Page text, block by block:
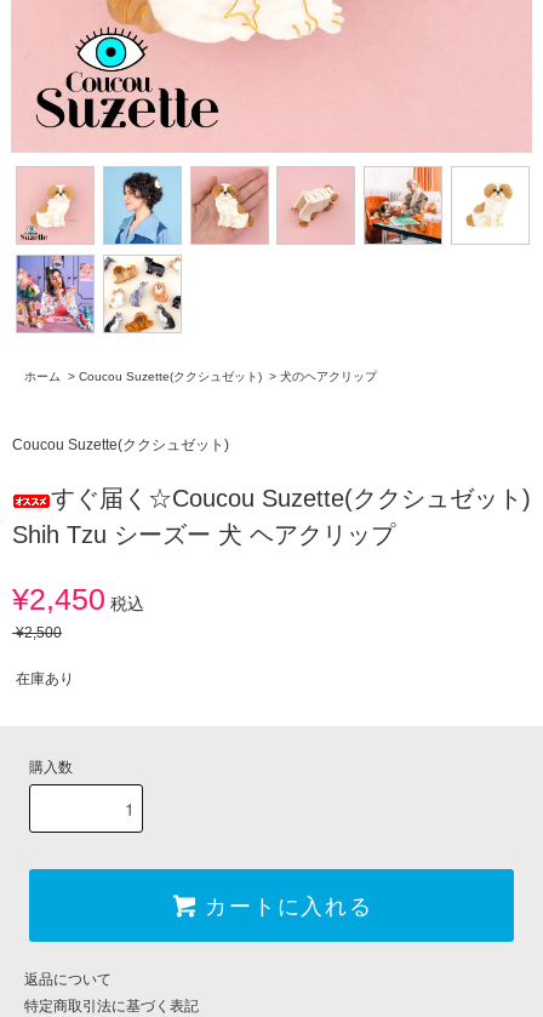
ホーム > Coucou Suzette(ククシュゼット) > 犬のヘアクリップ
Coucou Suzette(ククシュゼット)
すぐ届く☆Coucou Suzette(ククシュゼット)
Shih Tzu シーズー 犬 ヘアクリップ
¥2,450 税込
¥2,500
在庫あり
購入数
カートに入れる
返品について
特定商取引法に基づく表記